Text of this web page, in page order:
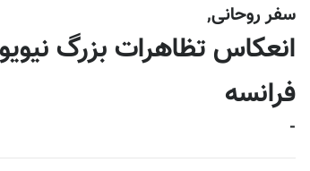
سفر روحانى,
انعکاس تظاهرات بزرگ
فرانسه
-